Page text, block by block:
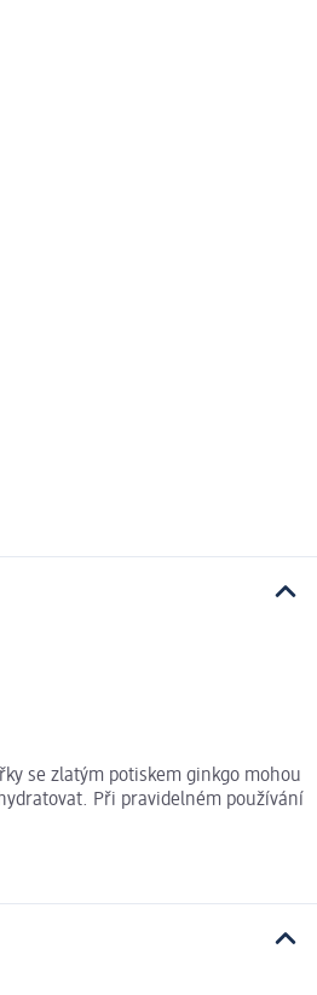
se zlatým potiskem ginkgo mohou
Při pravidelném používání